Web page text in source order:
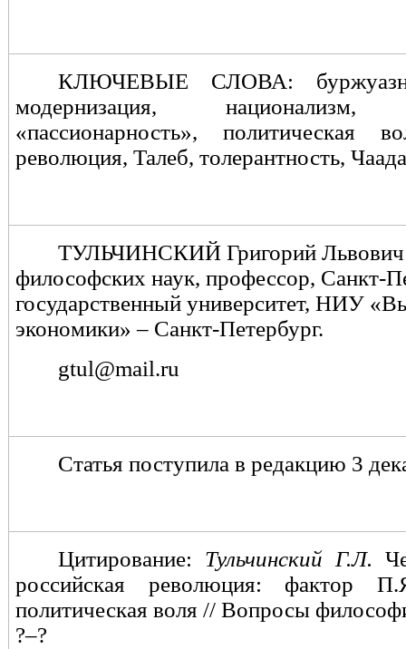
КЛЮЧЕВЫЕ СЛОВА:
модернизация, национализм,
«пассионарность», политическая
революция, Талеб, толерантность,
ТУЛЬЧИНСКИЙ Григорий Львович
философских наук, профессор, Санкт-
государственный университет, НИУ
экономики» – Санкт-Петербург.
gtul@mail.ru
Статья поступила в редакцию 3
Цитирование: Тульчинский Г.Л.
российская революция: фактор
политическая воля // Вопросы
?–?